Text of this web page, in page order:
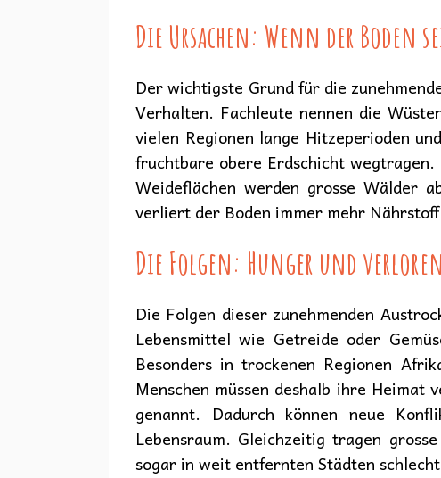
Die Ursachen: Wenn der Boden
Der wichtigste Grund für die
Verhalten. Fachleute nennen die
vielen Regionen lange Hitzeperioden
fruchtbare obere Erdschicht
Weideflächen werden grosse Wälder
verliert der Boden immer mehr
Die Folgen: Hunger und
Die Folgen dieser zunehmenden
Lebensmittel wie Getreide oder
Besonders in trockenen Regionen
Menschen müssen deshalb ihre
genannt. Dadurch können neue
Lebensraum. Gleichzeitig tragen
sogar in weit entfernten Städten